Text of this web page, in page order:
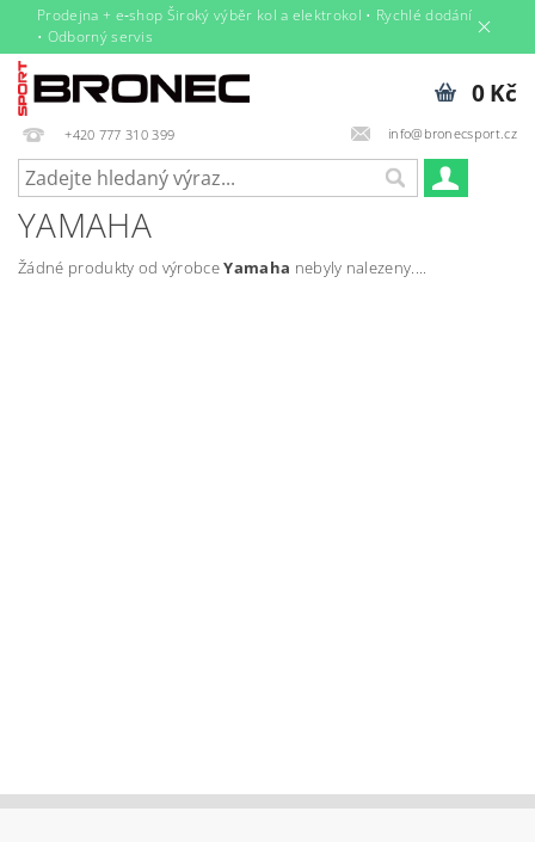
Prodejna + e‑shop Široký výběr kol a elektrokol • Rychlé dodání
• Odborný servis
+420 777 310 399 info@bronecsport.cz
0 Kč
YAMAHA
Žádné produkty od výrobceYamaha nebyly nalezeny....